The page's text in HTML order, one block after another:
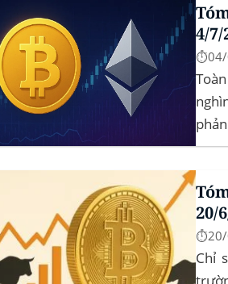
4/7/
⏱️04/
Tin
20/
⏱️20/
Chỉ